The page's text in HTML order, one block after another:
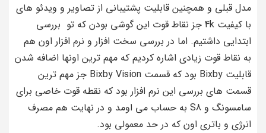
مدل قبلی و همچنین قابلیت پشتیبانی از تصاویر و ویدئو های
با کیفیت 4k جز نقاط قوت این گوشی بودن که تو بررسی
ابتدایی داشتیم. اما در بررسی سخت افزار و نرم افزار اون هم
به نقاط قوت زیادی اشاره کردیم که مهم ترین اونها اضافه شدن
قابلیت Bixby بود که قسمت Bixby Vision جز مهم ترین
قسمت های بررسی این نرم افزار بود که نقطه قوت خاصی برای
سامسونگ و S8 به حساب می اومد و در نهایت هم مصرف
انرژی و باتری اون که در حد معمولی بود.